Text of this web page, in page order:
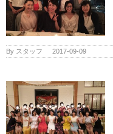
By スタッフ 2017-09-09